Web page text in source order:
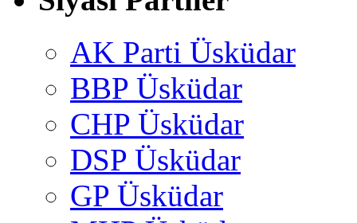
AK Parti Üsküdar
BBP Üsküdar
CHP Üsküdar
DSP Üsküdar
GP Üsküdar